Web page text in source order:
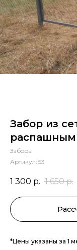
Забор из
Заборы
Артикул: 53
1 300 р. 1 650 р.
*Цены указаны за 1